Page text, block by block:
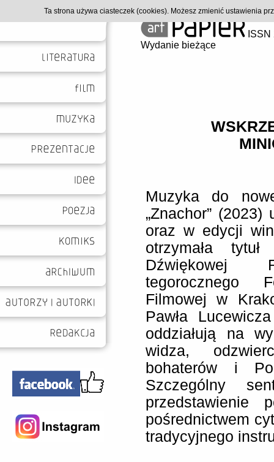
Wydanie bieżące
Muzyka do
„Znachor” (2023)
oraz w edycji
otrzymała
Dźwiękowej
tegorocznego
Filmowej w
Pawła
oddziałują na
widza,
bohaterów i
Szczególny
przedstawienie
pośrednictwem
tradycyjnego
Ta strona używa ciasteczek (cookies). Możesz zmienić ustawienia